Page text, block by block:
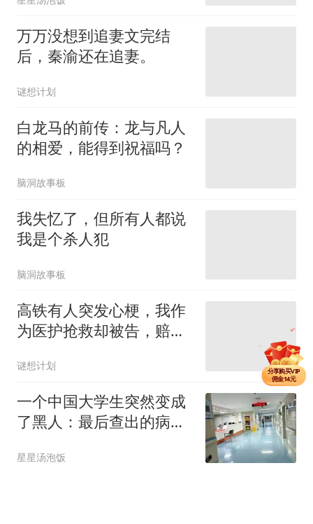
万万没想到追妻文完结
后，秦渝还在追妻。
谜想计划
白龙马的前传：龙与凡人
的相爱，能得到祝福吗？
脑洞故事板
我失忆了，但所有人都说
我是个杀人犯
脑洞故事板
高铁有人突发心梗，我作
为医护抢救却被告，赔偿
谜想计划
一个中国大学生突然变成
了黑人：最后查出的病因
星星汤泡饭
分享单篇
佣金3元
分享购买VIP
佣金14元
佣金3元